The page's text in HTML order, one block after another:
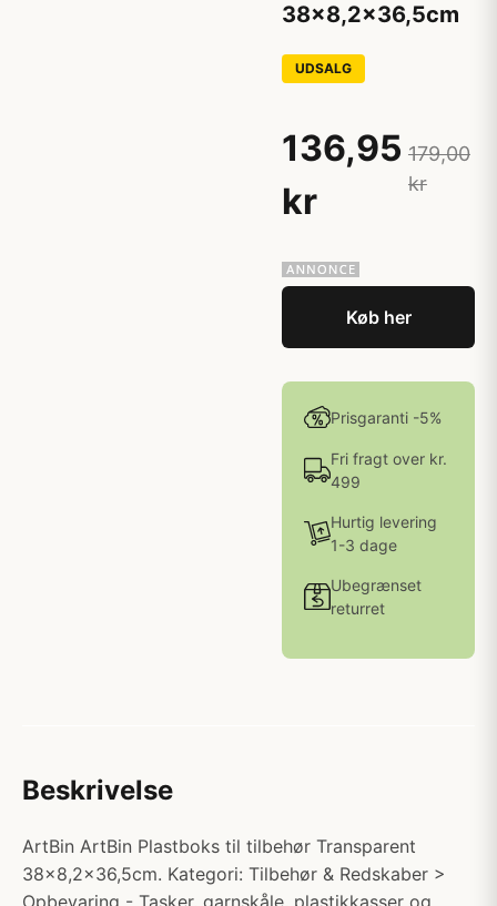
38x8,2x36,5cm
UDSALG
136,95
kr
179,00
kr
Køb her
Prisgaranti -5%
Fri fragt over kr.
499
Hurtig levering
1-3 dage
Ubegrænset
returret
Beskrivelse
ArtBin ArtBin Plastboks til tilbehør Transparent
38x8,2x36,5cm. Kategori: Tilbehør & Redskaber >
Opbevaring - Tasker, garnskåle, plastikkasser og